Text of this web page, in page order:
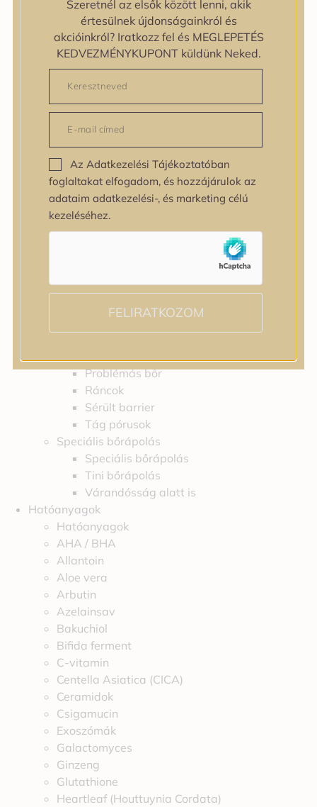
zipiderm
Bőrállapot
Bőrállapot
Bőrtípus
Bőrtípus
Kombinált
Száraz
Zsíros
Bőrprobléma
Bőrprobléma
Bőrpír
Dehidratált bőr
Érzékeny bőr
Fakóság
Problémás bőr
Ráncok
Sérült barrier
Tág pórusok
Speciális bőrápolás
Speciális bőrápolás
Tini bőrápolás
Várandósság alatt is
Hatóanyagok
Hatóanyagok
AHA / BHA
Allantoin
Aloe vera
Arbutin
Azelainsav
Bakuchiol
Bifida ferment
C-vitamin
Centella Asiatica (CICA)
Ceramidok
Csigamucin
Exoszómák
Galactomyces
Ginzeng
Glutathione
Heartleaf (Houttuynia Cordata)
Szeretnél az elsők között lenni, akik
értesülnek újdonságainkról és
akcióinkról? Iratkozz fel és MEGLEPETÉS
KEDVEZMÉNYKUPONT küldünk Neked.
Az Adatkezelési Tájékoztatóban
foglaltakat elfogadom, és hozzájárulok az
adataim adatkezelési-, és marketing célú
kezeléséhez.
FELIRATKOZOM